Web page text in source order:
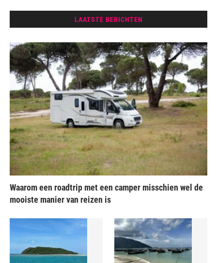
LAATSTE BERICHTEN
Waarom een roadtrip met een camper misschien wel de
mooiste manier van reizen is